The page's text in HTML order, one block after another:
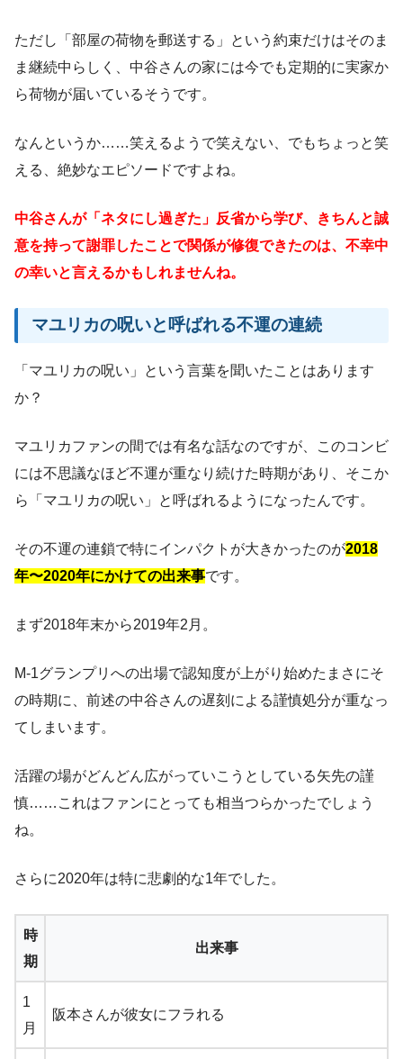
ただし「部屋の荷物を郵送する」という約束だけはそのま
ま継続中らしく、中谷さんの家には今でも定期的に実家か
ら荷物が届いているそうです。
なんというか……笑えるようで笑えない、でもちょっと笑
える、絶妙なエピソードですよね。
中谷さんが「ネタにし過ぎた」反省から学び、きちんと誠
意を持って謝罪したことで関係が修復できたのは、不幸中
の幸いと言えるかもしれませんね。
マユリカの呪いと呼ばれる不運の連続
「マユリカの呪い」という言葉を聞いたことはあります
か？
マユリカファンの間では有名な話なのですが、このコンビ
には不思議なほど不運が重なり続けた時期があり、そこか
ら「マユリカの呪い」と呼ばれるようになったんです。
その不運の連鎖で特にインパクトが大きかったのが2018
年〜2020年にかけての出来事です。
まず2018年末から2019年2月。
M-1グランプリへの出場で認知度が上がり始めたまさにそ
の時期に、前述の中谷さんの遅刻による謹慎処分が重なっ
てしまいます。
活躍の場がどんどん広がっていこうとしている矢先の謹
慎……これはファンにとっても相当つらかったでしょう
ね。
さらに2020年は特に悲劇的な1年でした。
時
期
出来事
1
月
阪本さんが彼女にフラれる